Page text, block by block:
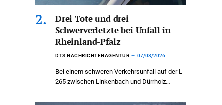
Drei Tote und drei
Schwerverletzte bei Unfall in
Rheinland-Pfalz
DTS NACHRICHTENAGENTUR 07/08/2026
Bei einem schweren Verkehrsunfall auf der L
265 zwischen Linkenbach und Dürrholz…